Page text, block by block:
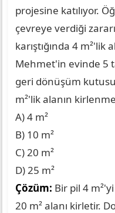
projesine katılıyor.
çevreye verdiği
karıştığında 4
Mehmet'in evinde 5
geri dönüşüm
m²'lik alanın
A) 4 m²
B) 10 m²
C) 20 m²
D) 25 m²
Çözüm: Bir pil 4
20 m² alanı kirletir.